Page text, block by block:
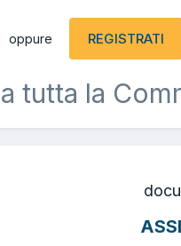
oppure REGISTRATI
tutta la